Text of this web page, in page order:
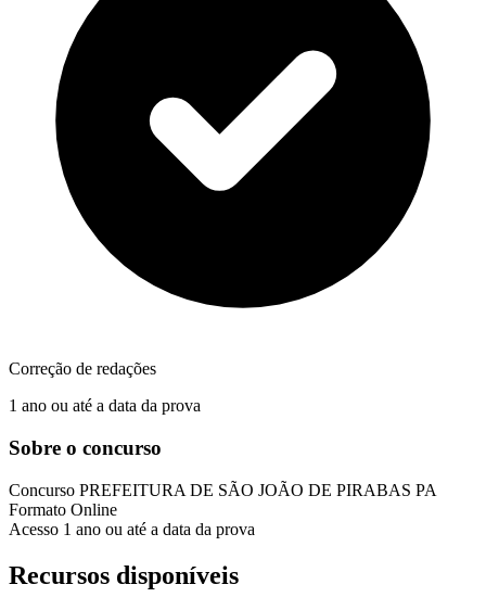
Correção de redações
1 ano ou até a data da prova
Sobre o concurso
Concurso PREFEITURA DE SÃO JOÃO DE PIRABAS PA
Formato Online
Acesso 1 ano ou até a data da prova
Recursos disponíveis